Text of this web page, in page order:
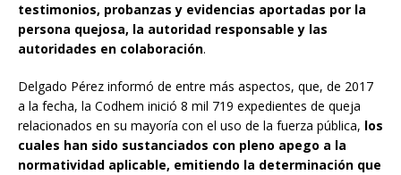
testimonios, probanzas y evidencias aportadas por la
persona quejosa, la autoridad responsable y las
autoridades en colaboración.
Delgado Pérez informó de entre más aspectos, que, de 2017
a la fecha, la Codhem inició 8 mil 719 expedientes de queja
relacionados en su mayoría con el uso de la fuerza pública, los
cuales han sido sustanciados con pleno apego a la
normatividad aplicable, emitiendo la determinación que